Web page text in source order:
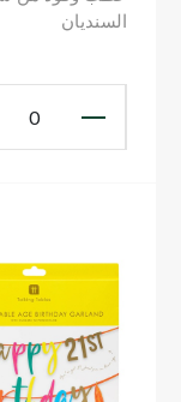
السنديان
0